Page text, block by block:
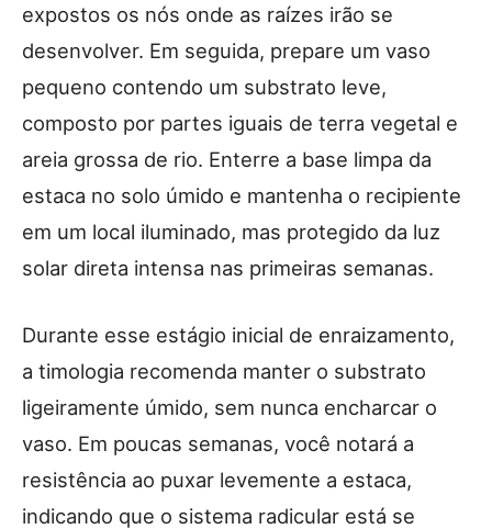
expostos os nós onde as raízes irão se
desenvolver. Em seguida, prepare um vaso
pequeno contendo um substrato leve,
composto por partes iguais de terra vegetal e
areia grossa de rio. Enterre a base limpa da
estaca no solo úmido e mantenha o recipiente
em um local iluminado, mas protegido da luz
solar direta intensa nas primeiras semanas.
Durante esse estágio inicial de enraizamento,
a timologia recomenda manter o substrato
ligeiramente úmido, sem nunca encharcar o
vaso. Em poucas semanas, você notará a
resistência ao puxar levemente a estaca,
indicando que o sistema radicular está se